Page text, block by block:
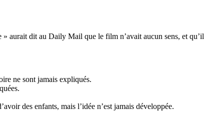
aurait dit au Daily Mail que le film n’avait aucun sens, et qu’il
ne sont jamais expliqués.
des enfants, mais l’idée n’est jamais développée.